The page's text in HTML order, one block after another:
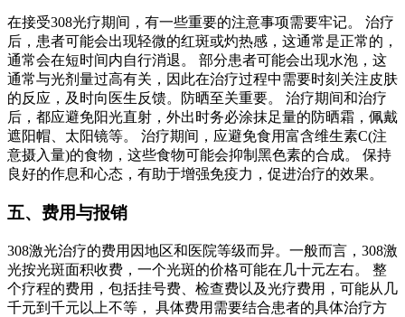
在接受308光疗期间，有一些重要的注意事项需要牢记。 治疗
后，患者可能会出现轻微的红斑或灼热感，这通常是正常的，
通常会在短时间内自行消退。 部分患者可能会出现水泡，这
通常与光剂量过高有关，因此在治疗过程中需要时刻关注皮肤
的反应，及时向医生反馈。防晒至关重要。 治疗期间和治疗
后，都应避免阳光直射，外出时务必涂抹足量的防晒霜，佩戴
遮阳帽、太阳镜等。 治疗期间，应避免食用富含维生素C(注
意摄入量)的食物，这些食物可能会抑制黑色素的合成。 保持
良好的作息和心态，有助于增强免疫力，促进治疗的效果。
五、费用与报销
308激光治疗的费用因地区和医院等级而异。一般而言，308激
光按光斑面积收费，一个光斑的价格可能在几十元左右。 整
个疗程的费用，包括挂号费、检查费以及光疗费用，可能从几
千元到千元以上不等， 具体费用需要结合患者的具体治疗方